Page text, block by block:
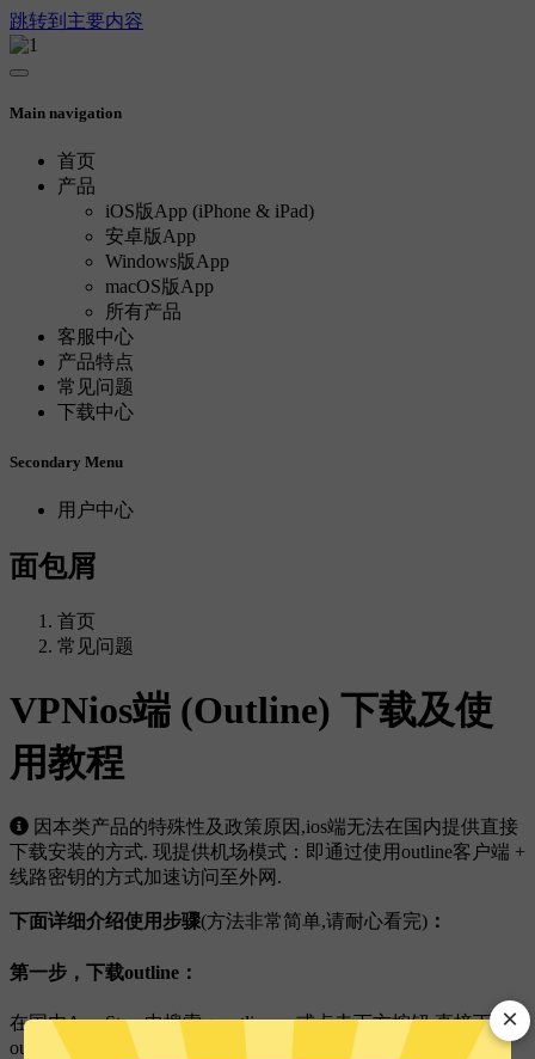
跳转到主要内容
Main navigation
首页
产品
iOS版App (iPhone & iPad)
安卓版App
Windows版App
macOS版App
所有产品
客服中心
产品特点
常见问题
下载中心
Secondary Menu
用户中心
面包屑
首页
常见问题
VPNios端 (Outline) 下载及使
用教程
因本类产品的特殊性及政策原因,ios端无法在国内提供直接
下载安装的方式. 现提供机场模式：即通过使用outline客户端 +
线路密钥的方式加速访问至外网.
下面详细介绍使用步骤(方法非常简单,请耐心看完) ：
第一步，下载outline：
在国内App Store中搜索：outline ，或点击下方按钮,直接下载
outline客户端.
×